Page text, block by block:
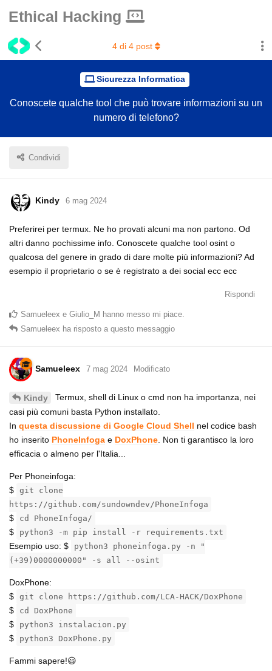
Ethical Hacking
Sicurezza Informatica
Conoscete qualche tool che può trovare informazioni su un
numero di telefono?
Condividi
4di 4post
Kindy 6 mag 2024
Preferirei per termux. Ne ho provati alcuni ma non partono. Od
altri danno pochissime info. Conoscete qualche tool osint o
qualcosa del genere in grado di dare molte più informazioni? Ad
esempio il proprietario o se è registrato a dei social ecc ecc
Rispondi
Samueleex e Giulio_M hanno messo mi piace
Samueleex ha risposto a questo messaggio
Samueleex 7 mag 2024 Modificato
Kindy
Termux, shell di Linux o cmd non ha importanza, nei
casi più comuni basta Python installato.
In questa discussione di Google Cloud Shell nel codice bash
ho inserito PhoneInfoga e DoxPhone . Non ti garantisco la loro
efficacia o almeno per l'Italia...
Per Phoneinfoga:
$ git clone
https://github.com/sundowndev/PhoneInfoga
$ cd PhoneInfoga/
$ python3 -m pip install -r requirements.txt
Esempio uso: $
python3 phoneinfoga.py -n "
(+39)0000000000" -s all --osint
DoxPhone:
$ git clone https://github.com/LCA-HACK/DoxPhone
$ cd DoxPhone
$ python3 instalacion.py
$ python3 DoxPhone.py
Fammi sapere!😃